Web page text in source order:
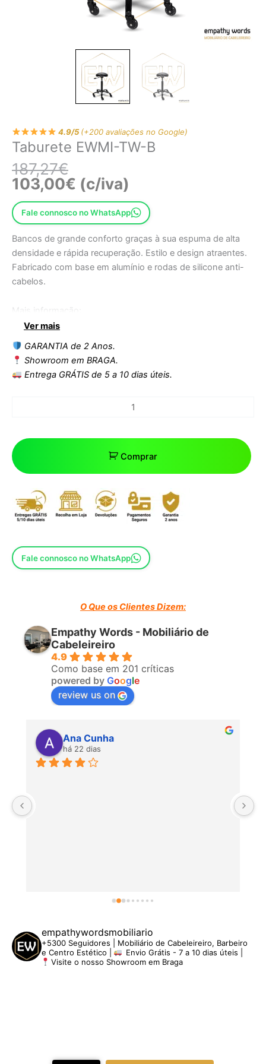
4.9/5(+200 avaliações no Google)
Taburete EWMI-TW-B
187,27€
103,00€ (c/iva)
Fale connosco no WhatsApp
Bancos de grande conforto graças à sua espuma de alta
densidade e rápida recuperação. Estilo e design atraentes.
Fabricado com base em alumínio e rodas de silicone anti-
cabelos.
Mais informação:
Vinil de PVC brilhante retardante de fogo de qualidade em
preto e prata
Base de alumínio 5 estrelas
Espuma de alta densidade com recuperação rápida.
elevador de gás
Ver mais
GARANTIA de 2 Anos.
Showroom em BRAGA.
Entrega GRÁTIS de 5 a 10 dias úteis.
Comprar
Fale connosco no WhatsApp
O Que os Clientes Dizem:
Empathy Words - Mobiliário de
Cabeleireiro
4.9
Como base em 201 críticas
powered by Google
review us on
Ana Cunha
há 22 dias
empathywordsmobiliario
+5300 Seguidores | Mobiliário de Cabeleireiro, Barbeiro
e Centro Estético |
Envio Grátis - 7 a 10 dias úteis |
Visite o nosso Showroom em Braga